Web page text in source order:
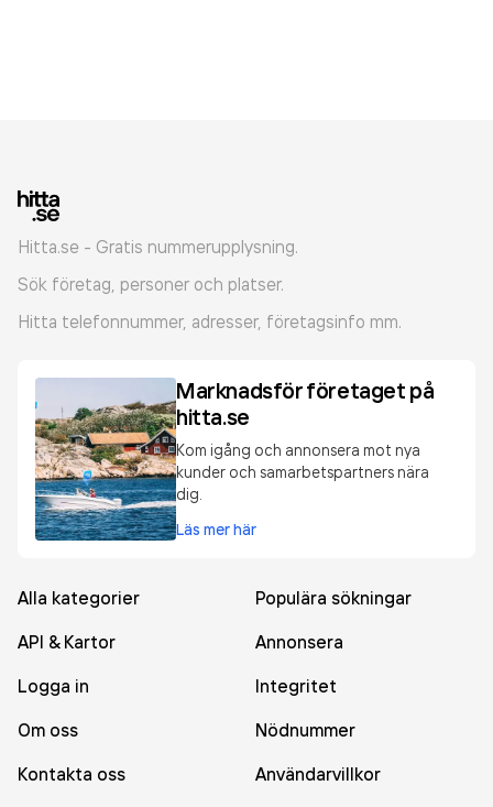
Hitta.se - Gratis nummerupplysning.
Sök företag, personer och platser.
Hitta telefonnummer, adresser, företagsinfo mm.
Marknadsför företaget på
hitta.se
Kom igång och annonsera mot nya
kunder och samarbetspartners nära
dig.
Läs mer här
Alla kategorier
Populära sökningar
API & Kartor
Annonsera
Logga in
Integritet
Om oss
Nödnummer
Kontakta oss
Användarvillkor